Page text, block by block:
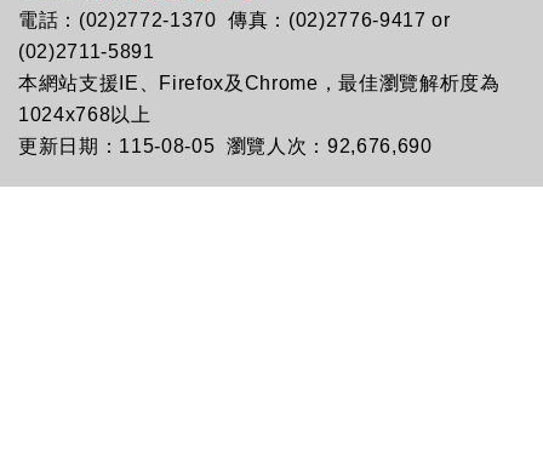
電話：(02)2772-1370 傳真：(02)2776-9417 or
(02)2711-5891
本網站支援IE、Firefox及Chrome，最佳瀏覽解析度為
1024x768以上
更新日期：115-08-05 瀏覽人次：92,676,690